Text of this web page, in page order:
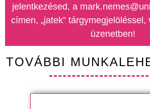
jelentkezésed, a
címen, „jatek”
üzenetben!
TOVÁBBI